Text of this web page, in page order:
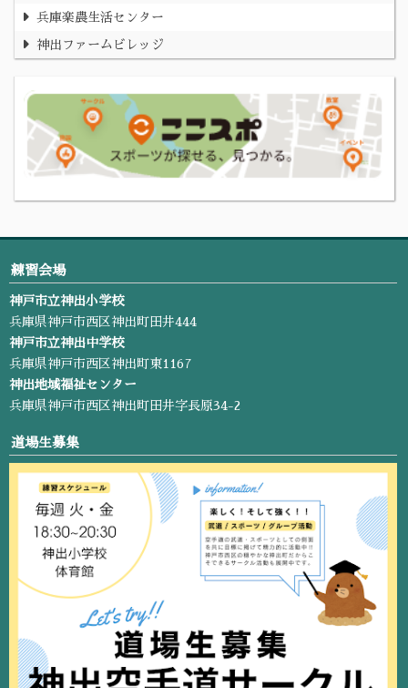
兵庫楽農生活センター
神出ファームビレッジ
練習会場
神戸市立神出小学校
兵庫県神戸市西区神出町田井444
神戸市立神出中学校
兵庫県神戸市西区神出町東1167
神出地域福祉センター
兵庫県神戸市西区神出町田井字長原34-2
道場生募集